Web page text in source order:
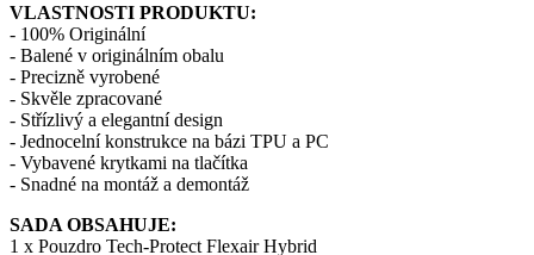
VLASTNOSTI PRODUKTU:
- 100% Originální
- Balené v originálním obalu
- Precizně vyrobené
- Skvěle zpracované
- Střízlivý a elegantní design
- Jednocelní konstrukce na bázi TPU a PC
- Vybavené krytkami na tlačítka
- Snadné na montáž a demontáž
SADA OBSAHUJE:
1 x Pouzdro Tech-Protect Flexair Hybrid